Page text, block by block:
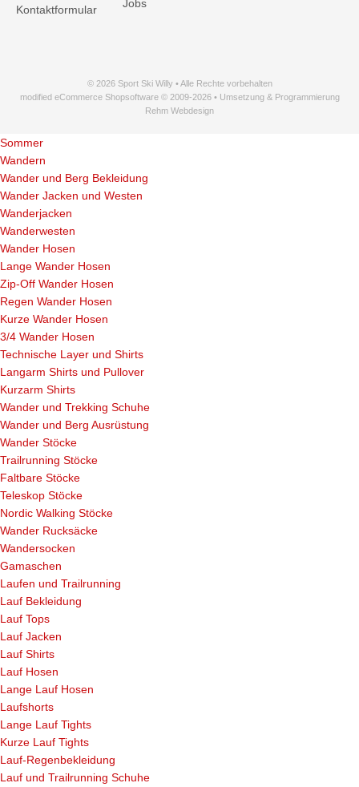
Kontaktformular
Jobs
© 2026 Sport Ski Willy • Alle Rechte vorbehalten
modified eCommerce Shopsoftware © 2009-2026 • Umsetzung & Programmierung
Rehm Webdesign
Sommer
Wandern
Wander und Berg Bekleidung
Wander Jacken und Westen
Wanderjacken
Wanderwesten
Wander Hosen
Lange Wander Hosen
Zip-Off Wander Hosen
Regen Wander Hosen
Kurze Wander Hosen
3/4 Wander Hosen
Technische Layer und Shirts
Langarm Shirts und Pullover
Kurzarm Shirts
Wander und Trekking Schuhe
Wander und Berg Ausrüstung
Wander Stöcke
Trailrunning Stöcke
Faltbare Stöcke
Teleskop Stöcke
Nordic Walking Stöcke
Wander Rucksäcke
Wandersocken
Gamaschen
Laufen und Trailrunning
Lauf Bekleidung
Lauf Tops
Lauf Jacken
Lauf Shirts
Lauf Hosen
Lange Lauf Hosen
Laufshorts
Lange Lauf Tights
Kurze Lauf Tights
Lauf-Regenbekleidung
Lauf und Trailrunning Schuhe